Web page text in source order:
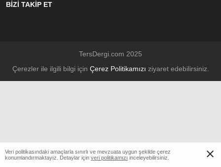
BİZİ TAKİP ET
TersDergi.com 2025
Çerezler ile ilgili bilgi için Çerez Politikamızı ziyaret edebilirsiniz.
Veri politikasındaki amaçlarla sınırlı ve mevzuata uygun şekilde çerez
konumlandırmaktayız. Detaylar için veri politikamızı inceleyebilirsiniz.